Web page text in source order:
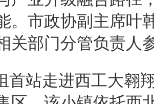
。市政协副主席叶
关部门分管负责人
首站走进西工大翱